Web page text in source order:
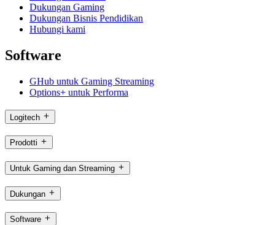
Dukungan Gaming
Dukungan Bisnis Pendidikan
Hubungi kami
Software
GHub untuk Gaming Streaming
Options+ untuk Performa
Logitech
Prodotti
Untuk Gaming dan Streaming
Dukungan
Software